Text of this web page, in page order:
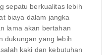
sepatu berkualitas lebih
biaya dalam jangka
lama akan bertahan
dukungan yang lebih
kaki dan kebutuhan